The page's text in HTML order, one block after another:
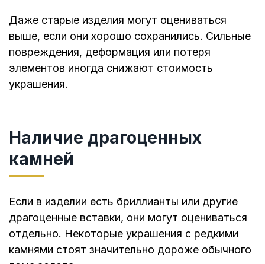
Даже старые изделия могут оцениваться
выше, если они хорошо сохранились. Сильные
повреждения, деформация или потеря
элементов иногда снижают стоимость
украшения.
Наличие драгоценных
камней
Если в изделии есть бриллианты или другие
драгоценные вставки, они могут оцениваться
отдельно. Некоторые украшения с редкими
камнями стоят значительно дороже обычного